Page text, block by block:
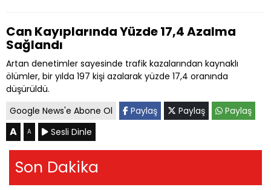
Can Kayıplarında Yüzde 17,4 Azalma
Sağlandı
Artan denetimler sayesinde trafik kazalarından kaynaklı
ölümler, bir yılda 197 kişi azalarak yüzde 17,4 oranında
düşürüldü.
Google News'e Abone Ol
Paylaş Paylaş Paylaş
A A Sesli Dinle
Son Dakika